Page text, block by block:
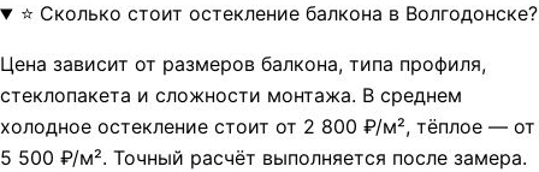
⭐ Сколько стоит остекление балкона в Волгодонске?
Цена зависит от размеров балкона, типа профиля,
стеклопакета и сложности монтажа. В среднем
холодное остекление стоит от 2 800 ₽/м², тёплое — от
5 500 ₽/м². Точный расчёт выполняется после замера.